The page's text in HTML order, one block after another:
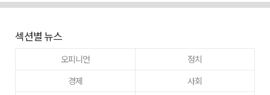
섹션별 뉴스
오피니언
정치
경제
사회